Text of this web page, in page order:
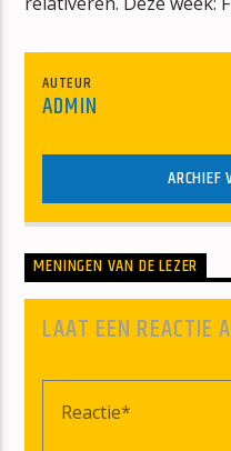
AUTEUR
ADMIN
ARCHIEF
MENINGEN VAN DE LEZER
LAAT EEN REACTIE